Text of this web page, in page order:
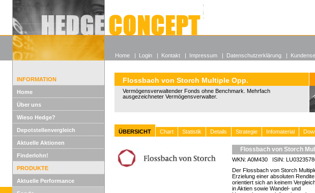
Alle offenen Fonds
Wieso Hedgefonds?
INFORMATION
Home
Über uns
Wieso Hedge?
Depotstellenvergleich
Aktuelle Aktionen
Finderlohn!
PRODUKTE
Aktuelle Performance
Flossbach von Storch Multiple Opp.
Vermögensverwaltender Fonds ohne Benchmark. Mehrfach
ausgezeichneter Vermögensverwalter.
ÜBERSICHT Chart Statistik Details Strategie Infomaterial
Flossbach von Storch
WKN: A0M430 ISIN:
Der Flossbach von Storch
Erzielung einer absoluten
orientiert sich an keinem
in Aktien sowie Wandel- und
Home | Login | Kontakt | Impressum | Datenschutzerklärung |